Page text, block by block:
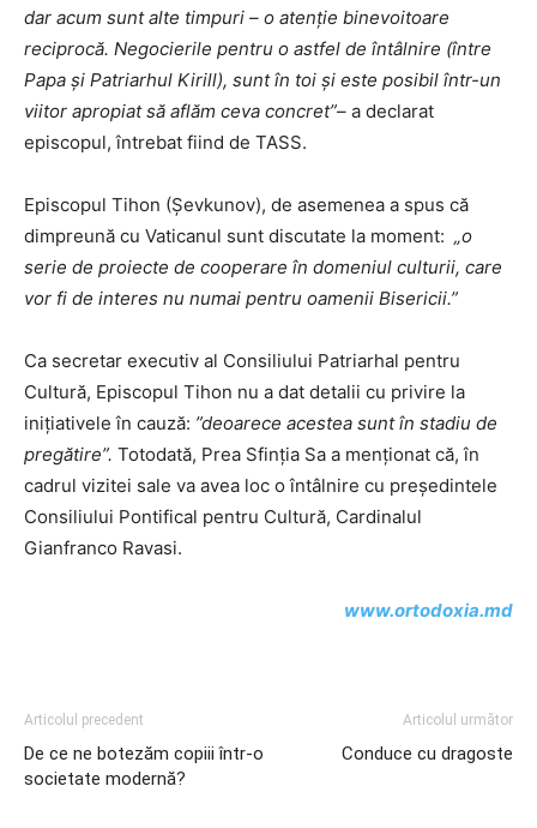
dar acum sunt alte timpuri – o atenție binevoitoare
reciprocă. Negocierile pentru o astfel de întâlnire (între
Papa și Patriarhul Kirill), sunt în toi și este posibil într-un
viitor apropiat să aflăm ceva concret”– a declarat
episcopul, întrebat fiind de TASS.
Episcopul Tihon (Șevkunov), de asemenea a spus că
dimpreună cu Vaticanul sunt discutate la moment: „o
serie de proiecte de cooperare în domeniul culturii, care
vor fi de interes nu numai pentru oamenii Bisericii.”
Ca secretar executiv al Consiliului Patriarhal pentru
Cultură, Episcopul Tihon nu a dat detalii cu privire la
inițiativele în cauză: ”deoarece acestea sunt în stadiu de
pregătire”. Totodată, Prea Sfinția Sa a menționat că, în
cadrul vizitei sale va avea loc o întâlnire cu președintele
Consiliului Pontifical pentru Cultură, Cardinalul
Gianfranco Ravasi.
www.ortodoxia.md
Articolul precedent
De ce ne botezăm copiii într-o
societate modernă?
Articolul următor
Conduce cu dragoste